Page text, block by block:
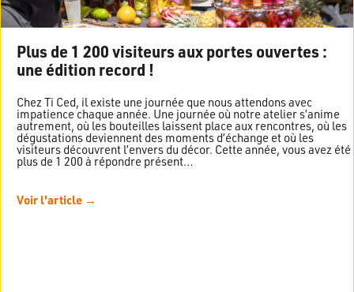
Plus de 1 200 visiteurs aux portes ouvertes :
une édition record !
Chez Ti Ced, il existe une journée que nous attendons avec
impatience chaque année. Une journée où notre atelier s’anime
autrement, où les bouteilles laissent place aux rencontres, où les
dégustations deviennent des moments d’échange et où les
visiteurs découvrent l’envers du décor. Cette année, vous avez été
plus de 1 200 à répondre présent…
Voir l'article →